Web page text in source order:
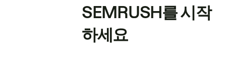
SEMRUSH를 시작
하세요